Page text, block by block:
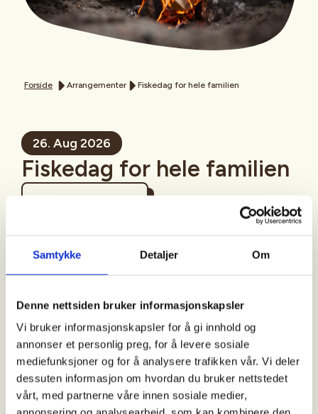
Samtykke Detaljer Om
Denne nettsiden bruker informasjonskapsler
Vi bruker informasjonskapsler for å gi innhold og
annonser et personlig preg, for å levere sosiale
mediefunksjoner og for å analysere trafikken vår. Vi deler
dessuten informasjon om hvordan du bruker nettstedet
vårt, med partnerne våre innen sosiale medier,
Forside Arrangementer Fiskedag for hele familien
26. Aug 2026
Fiskedag for hele familien
Tid
26. Aug 2026